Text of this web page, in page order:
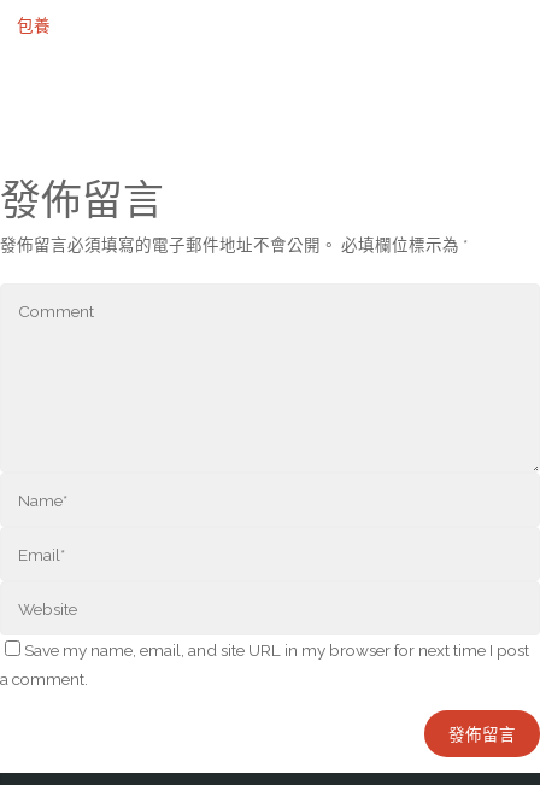
包養
發佈留言
發佈留言必須填寫的電子郵件地址不會公開。 必填欄位標示為 *
Save my name, email, and site URL in my browser for next time I post
a comment.